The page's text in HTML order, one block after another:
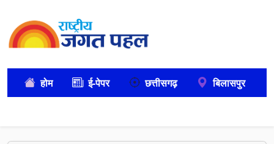
होम ई-पेपर छत्तीसगढ़ बिलासपुर